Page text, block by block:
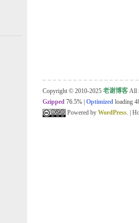
Copyright © 2010-2025 老谢博客 All
Gzipped 76.5% Optimized loading
Powered by WordPress. |